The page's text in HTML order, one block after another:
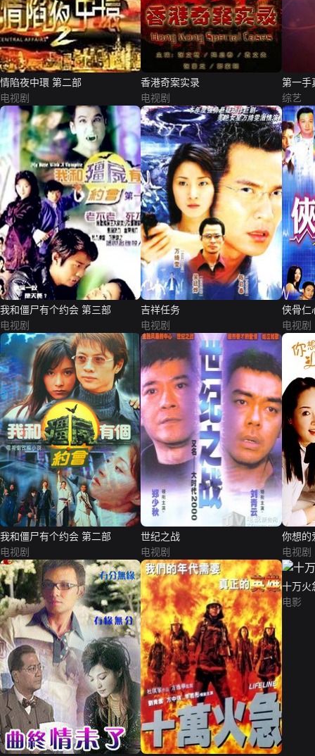
情陷夜中環 第二部
电视剧
香港奇案实录
电视剧
第一手
综艺
我和僵尸有个约会 第三部
电视剧
吉祥任务
电视剧
侠骨仁
电视剧
我和僵尸有个约会 第二部
电视剧
世纪之战
电视剧
你想的
电视剧
十万火
电影